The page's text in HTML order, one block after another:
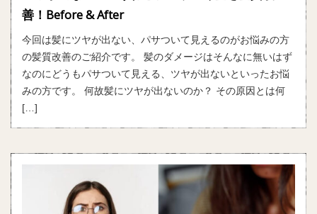
善！Before & After
今回は髪にツヤが出ない、パサついて見えるのがお悩みの方
の髪質改善のご紹介です。 髪のダメージはそんなに無いはず
なのにどうもパサついて見える、ツヤが出ないといったお悩
みの方です。 何故髪にツヤが出ないのか？ その原因とは何
[…]